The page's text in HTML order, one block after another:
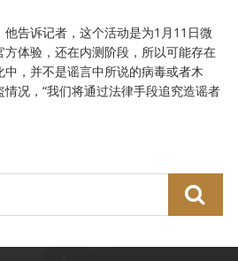
告诉记者，这个活动是为1月11日微
方体验，还在内测阶段，所以可能存在
，并不是谣言中所说的病毒或者木
况，“我们将通过法律手段追究造谣者